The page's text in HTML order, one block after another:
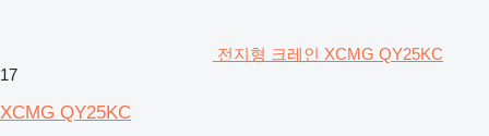
전지형 크레인 XCMG QY25KC
17
XCMG QY25KC